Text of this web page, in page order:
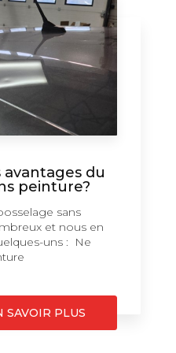
du
peinture?
sans
et nous en
uns : Ne
SAVOIR PLUS